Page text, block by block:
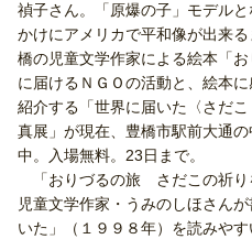
禎子さん。「原爆の子」モデル
かけにアメリカで平和像が出来
橋の児童文学作家による絵本「
に届けるＮＧＯの活動と、絵本
紹介する「世界に届いた〈さだ
真展」が現在、豊橋市駅前大通
中。入場無料。23日まで。
「おりづるの旅 さだこの祈り
児童文学作家・うみのしほさん
いた」（１９９８年）を読みや